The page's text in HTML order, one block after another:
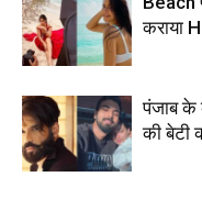
कराया
पंजाब के
की बेटी